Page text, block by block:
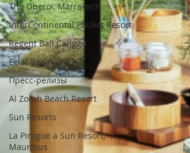
The Oberoi, Marrakech
InterContinental Phuket Resort
Regent Bali Canggu
Eclat Beijing
Пресс-релизы
Al Zorah Beach Resort
Sun Resorts
La Pirogue a Sun Resort,
Mauritius